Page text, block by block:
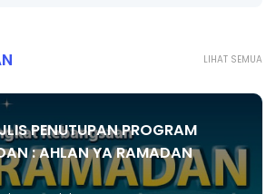
LIHAT SEMUA
PENUTUPAN PROGRAM
: AHLAN YA RAMADAN